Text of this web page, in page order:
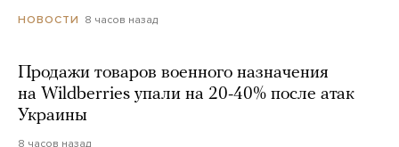
НОВОСТИ 8 часов назад
Продажи товаров военного назначения
на Wildberries упали на 20-40% после атак
Украины
8 часов назад